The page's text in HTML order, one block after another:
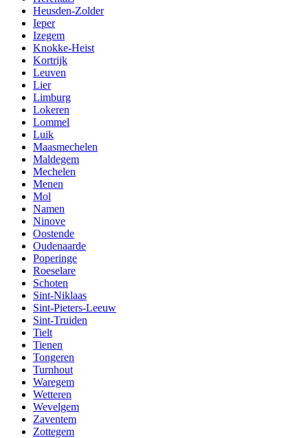
Heusden-Zolder
Ieper
Izegem
Knokke-Heist
Kortrijk
Leuven
Lier
Limburg
Lokeren
Lommel
Luik
Maasmechelen
Maldegem
Mechelen
Menen
Mol
Namen
Ninove
Oostende
Oudenaarde
Poperinge
Roeselare
Schoten
Sint-Niklaas
Sint-Pieters-Leeuw
Sint-Truiden
Tielt
Tienen
Tongeren
Turnhout
Waregem
Wetteren
Wevelgem
Zaventem
Zottegem